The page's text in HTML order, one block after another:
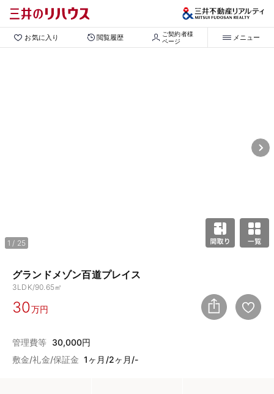
お気に入り 閲覧履歴
ご契約者様
ページ
メニュー
1 / 25
グランドメゾン百道プレイス
3LDK/90.65㎡
30万円
管理費等 30,000円
敷金/礼金/保証金 1ヶ月/2ヶ月/-